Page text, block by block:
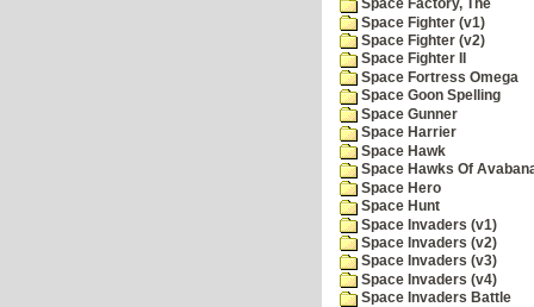
Space Factory, The
Space Fighter (v1)
Space Fighter (v2)
Space Fighter II
Space Fortress Omega
Space Goon Spelling
Space Gunner
Space Harrier
Space Hawk
Space Hawks Of
Space Hero
Space Hunt
Space Invaders (v1)
Space Invaders (v2)
Space Invaders (v3)
Space Invaders (v4)
Space Invaders Battle